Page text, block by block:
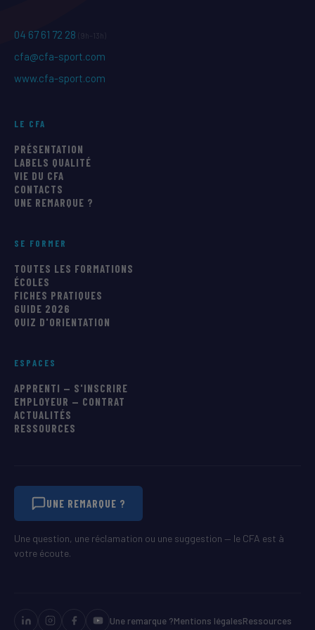
04 67 61 72 28 (9h–13h)
cfa@cfa-sport.com
www.cfa-sport.com
LE CFA
PRÉSENTATION
LABELS QUALITÉ
VIE DU CFA
CONTACTS
UNE REMARQUE ?
SE FORMER
TOUTES LES FORMATIONS
ÉCOLES
FICHES PRATIQUES
GUIDE 2026
QUIZ D'ORIENTATION
ESPACES
APPRENTI — S'INSCRIRE
EMPLOYEUR — CONTRAT
ACTUALITÉS
RESSOURCES
UNE REMARQUE ?
Une question, une réclamation ou une suggestion — le CFA est à
votre écoute.
Une remarque ?Mentions légalesRessources